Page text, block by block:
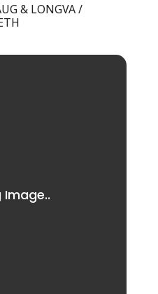
& LONGVA /